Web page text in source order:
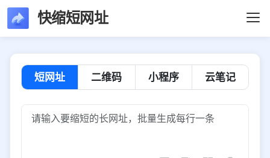
快缩短网址
短网址 二维码 小程序 云笔记